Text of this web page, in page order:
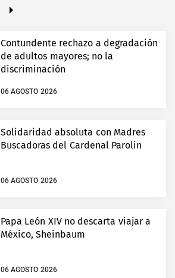
Contundente rechazo a degradación
de adultos mayores; no la
discriminación
06 AGOSTO 2026
Solidaridad absoluta con Madres
Buscadoras del Cardenal Parolin
06 AGOSTO 2026
Papa León XIV no descarta viajar a
México, Sheinbaum
06 AGOSTO 2026